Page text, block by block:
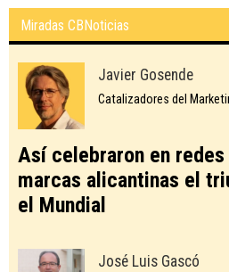
Miradas CBNoticias
Javier Gosende
Catalizadores del
Así celebraron en
marcas alicantinas el
el Mundial
José Luis Gascó